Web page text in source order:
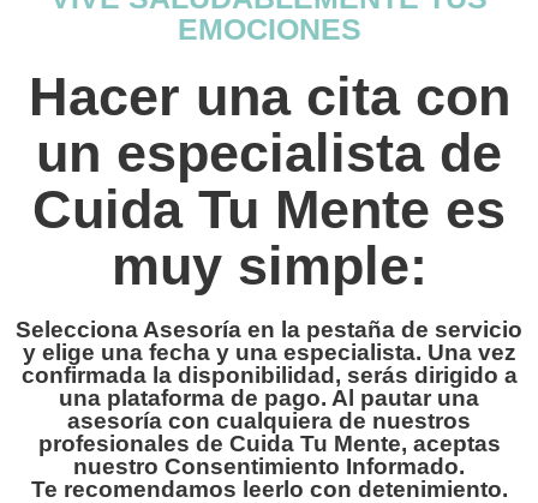
EMOCIONES
Hacer una cita con
un especialista de
Cuida Tu Mente es
muy simple:
Selecciona Asesoría en la pestaña de servicio
y elige una fecha y una especialista. Una vez
confirmada la disponibilidad, serás dirigido a
una plataforma de pago. Al pautar una
asesoría con cualquiera de nuestros
profesionales de Cuida Tu Mente, aceptas
nuestro Consentimiento Informado.
Te recomendamos leerlo con detenimiento.